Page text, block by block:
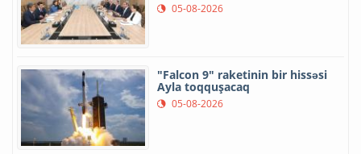
05-08-2026
"Falcon 9" raketinin bir hissəsi
Ayla toqquşacaq
05-08-2026